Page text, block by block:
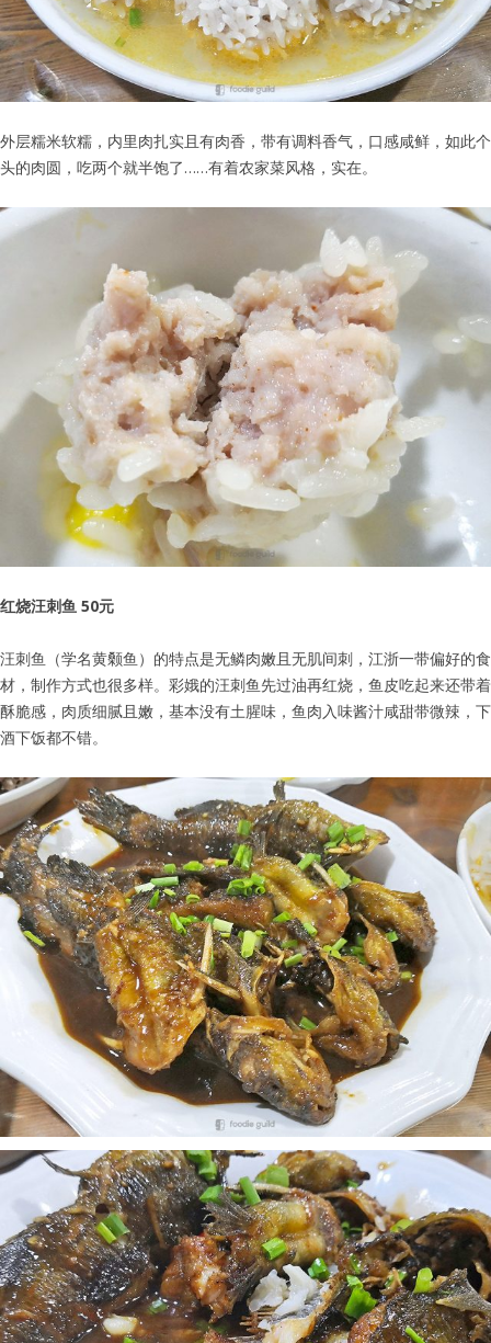
外层糯米软糯，内里肉扎实且有肉香，带有调料香气，口感咸鲜，如此个
头的肉圆，吃两个就半饱了……有着农家菜风格，实在。
红烧汪刺鱼 50元
汪刺鱼（学名黄颡鱼）的特点是无鳞肉嫩且无肌间刺，江浙一带偏好的食
材，制作方式也很多样。彩娥的汪刺鱼先过油再红烧，鱼皮吃起来还带着
酥脆感，肉质细腻且嫩，基本没有土腥味，鱼肉入味酱汁咸甜带微辣，下
酒下饭都不错。